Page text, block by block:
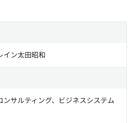
イン太田昭和
サルティング、ビジネスシステム